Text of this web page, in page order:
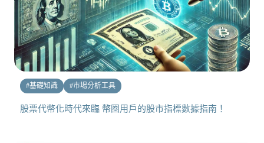
#基礎知識 #市場分析工具
股票代幣化時代來臨 幣圈用戶的股市指標數據指南！